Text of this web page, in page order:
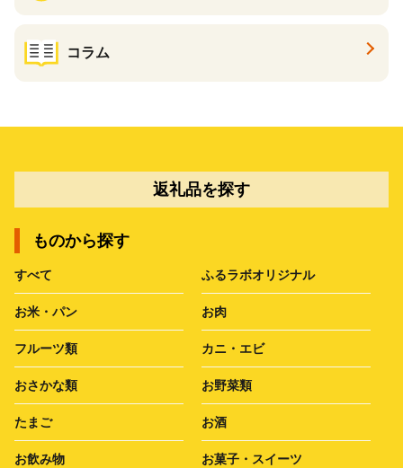
コラム
返礼品を探す
ものから探す
すべて ふるラボオリジナル
お米・パン お肉
フルーツ類 カニ・エビ
おさかな類 お野菜類
たまご お酒
お飲み物 お菓子・スイーツ